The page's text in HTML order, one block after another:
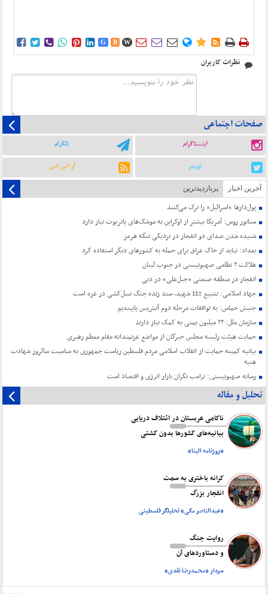
      G B W        
نظرات کاربران
صفحات اجتماعی
اینستاگرام تلگرام
توییتر آر اس اس
آخرین اخبار پربازدیدترین
پول‌دارها “اسرائیل” را ترک می‌کنند
سناتور روس: آمریکا بیشتر از اوکراین به موشک‌های پاتریوت نیاز دارد
شنیده شدن صدای دو انفجار در نزدیکی تنگه هرمز
بغداد: نباید از خاک عراق برای حمله به کشورهای دیگر استفاده کرد
هلاکت ۲ نظامی صهیونیستی در جنوب لبنان
انفجار در منطقه صنعتی «جبل‌علی» در دبی
جهاد اسلامی: تشییع 112 شهید، سند زنده جنگ نسل‌کشی در غزه است
جنبش حماس: به توافقات مرحله دوم آتش‌بس پایبندیم
سازمان ملل: ۲۲ میلیون یمنی به کمک نیاز دارند
حمایت هیئت رئیسه مجلس خبرگان از مواضع عزتمندانه مقام معظم رهبری
بیانیه کمیته حمایت از انقلاب اسلامی مردم فلسطین ریاست جمهوری به مناسبت سالروز شهادت
هنیه
رسانه صهیونیستی: ترامپ نگران بازار انرژی و اقتصاد است
تحلیل و مقاله
ناکامی عربستان در ائتلاف دریایی
بیانیه‌های کشورها بدون کشتی
«روزنامه البنا»
کرانه باختری به سمت
انفجار بزرگ
«عبدالناصر مکی» تحلیلگر فلسطینی
روایت جنگ
و دستاورد‌های آن
سردار «محمدرضا نقدی»